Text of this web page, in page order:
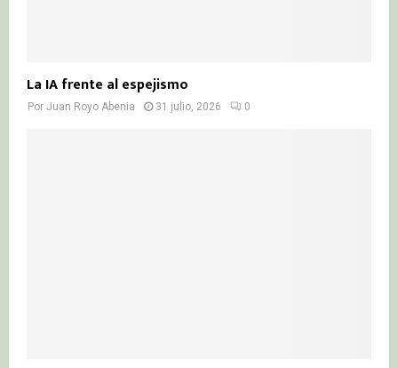
La IA frente al espejismo
Por Juan Royo Abenia 31 julio, 2026 0